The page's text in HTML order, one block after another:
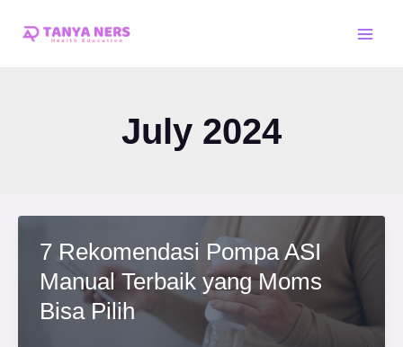
July 2024
7 Rekomendasi Pompa ASI
Manual Terbaik yang Moms
Bisa Pilih
pagination